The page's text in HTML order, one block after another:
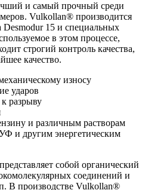
и самый прочный среди
Vulkollan® производится
Desmodur 15 и специальных
в этом процессе,
строгий контроль качества,
качество.
износу
ударов
разрыву
и различным растворам
и другим энергетическим
собой органический
соединений и
В производстве Vulkollan®